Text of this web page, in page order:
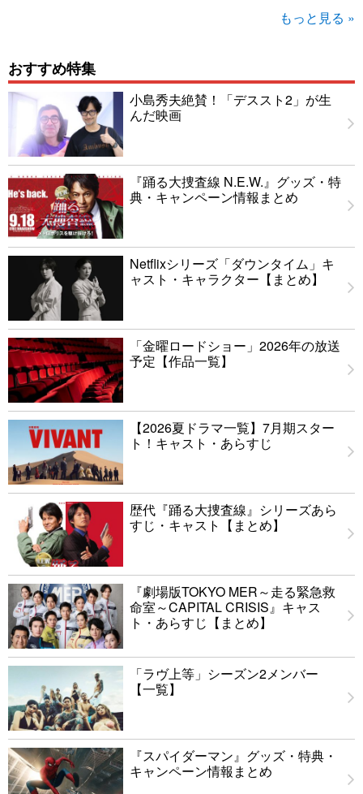
もっと見る »
おすすめ特集
小島秀夫絶賛！「デススト2」が生
んだ映画
『踊る大捜査線 N.E.W.』グッズ・特
典・キャンペーン情報まとめ
Netflixシリーズ「ダウンタイム」キ
ャスト・キャラクター【まとめ】
「金曜ロードショー」2026年の放送
予定【作品一覧】
【2026夏ドラマ一覧】7月期スター
ト！キャスト・あらすじ
歴代『踊る大捜査線』シリーズあら
すじ・キャスト【まとめ】
『劇場版TOKYO MER～走る緊急救
命室～CAPITAL CRISIS』キャス
ト・あらすじ【まとめ】
「ラヴ上等」シーズン2メンバー
【一覧】
『スパイダーマン』グッズ・特典・
キャンペーン情報まとめ